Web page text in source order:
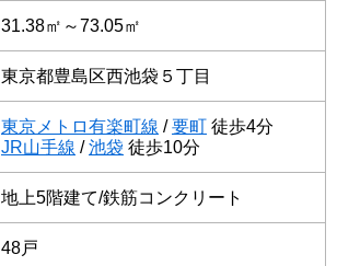
31.38㎡～73.05㎡
東京都豊島区西池袋５丁目
東京メトロ有楽町線 /要町 徒歩4分
JR山手線 /池袋 徒歩10分
地上5階建て/鉄筋コンクリート
48戸